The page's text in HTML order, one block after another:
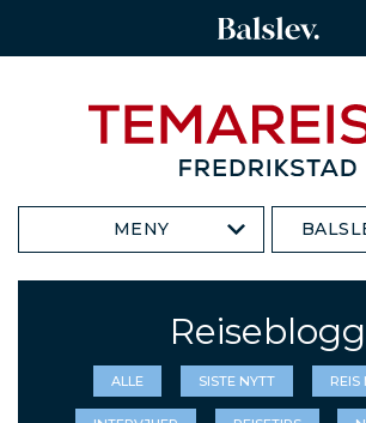
MENY
Reiseblogg
ALLE SISTE NYTT REIS